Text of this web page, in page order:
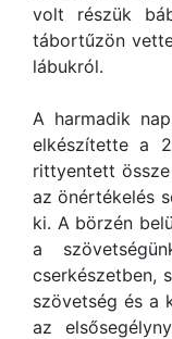
volt részük
tábortűzön
lábukról.
A harmadik
elkészítette a
rittyentett
az önértékelés
ki. A börzén
a
cserkészetben,
szövetség és a
az